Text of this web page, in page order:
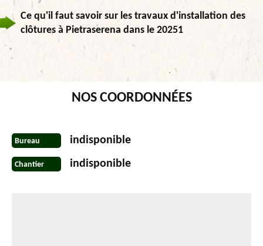
Ce qu'il faut savoir sur les travaux d'installation des
clôtures à Pietraserena dans le 20251
NOS COORDONNÉES
Bureau indisponible
Chantier indisponible